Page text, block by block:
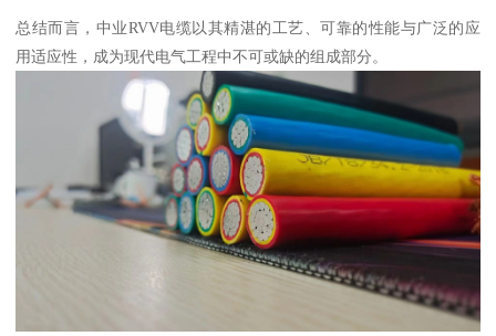
总结而言，中业RVV电缆以其精湛的工艺、可靠的性能与广泛的应
用适应性，成为现代电气工程中不可或缺的组成部分。